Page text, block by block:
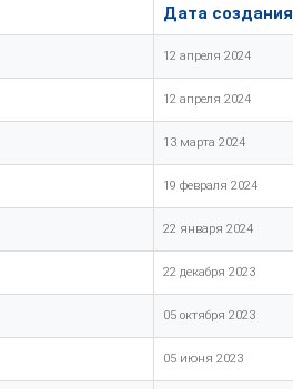
Дата создания
12 апреля 2024
12 апреля 2024
13 марта 2024
19 февраля 2024
22 января 2024
22 декабря 2023
05 октября 2023
05 июня 2023